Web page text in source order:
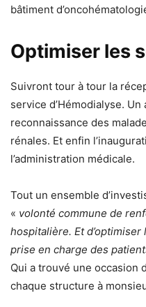
bâtiment
Optimiser les
Suivront tour à tour la
service d’Hémodialyse.
reconnaissance des
rénales. Et enfin
l’administration médicale.
Tout un ensemble
« volonté commune de
hospitalière. Et
prise en charge des
Qui a trouvé une occasion
chaque structure à